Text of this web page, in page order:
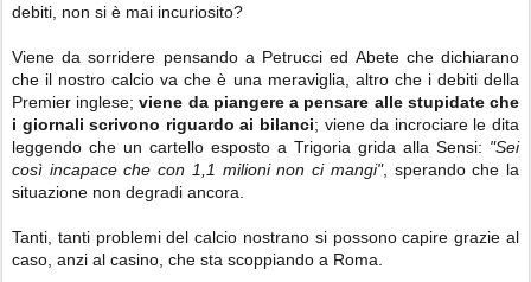
debiti, non si è mai incuriosito?
Viene da sorridere pensando a Petrucci ed Abete che dichiarano
che il nostro calcio va che è una meraviglia, altro che i debiti della
Premier inglese;viene da piangere a pensare alle stupidate che
i giornali scrivono riguardo ai bilanci; viene da incrociare le dita
leggendo che un cartello esposto a Trigoria grida alla Sensi: "Sei
così incapace che con 1,1 milioni non ci mangi", sperando che la
situazione non degradi ancora.
Tanti, tanti problemi del calcio nostrano si possono capire grazie al
caso, anzi al casino, che sta scoppiando a Roma.